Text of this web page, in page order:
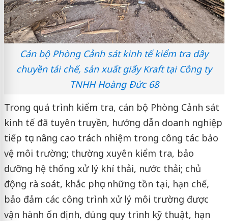
Cán bộ Phòng Cảnh sát kinh tế kiểm tra dây
chuyền tái chế, sản xuất giấy Kraft tại Công ty
TNHH Hoàng Đức 68
Trong quá trình kiểm tra, cán bộ Phòng Cảnh sát
kinh tế đã tuyên truyền, hướng dẫn doanh nghiệp
tiếp tục nâng cao trách nhiệm trong công tác bảo
vệ môi trường; thường xuyên kiểm tra, bảo
dưỡng hệ thống xử lý khí thải, nước thải; chủ
động rà soát, khắc phục những tồn tại, hạn chế,
bảo đảm các công trình xử lý môi trường được
vận hành ổn định, đúng quy trình kỹ thuật, hạn